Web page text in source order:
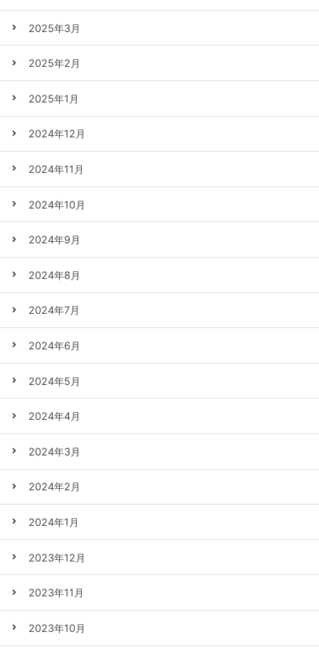
2025年3月
2025年2月
2025年1月
2024年12月
2024年11月
2024年10月
2024年9月
2024年8月
2024年7月
2024年6月
2024年5月
2024年4月
2024年3月
2024年2月
2024年1月
2023年12月
2023年11月
2023年10月